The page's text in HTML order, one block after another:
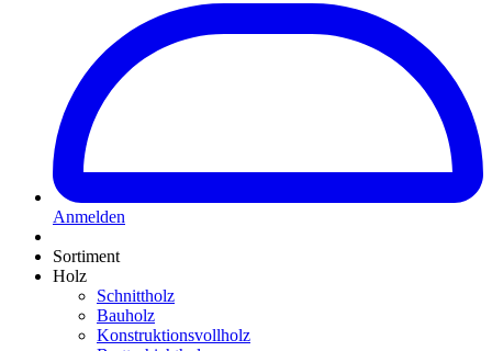
Anmelden
Sortiment
Holz
Schnittholz
Bauholz
Konstruktionsvollholz